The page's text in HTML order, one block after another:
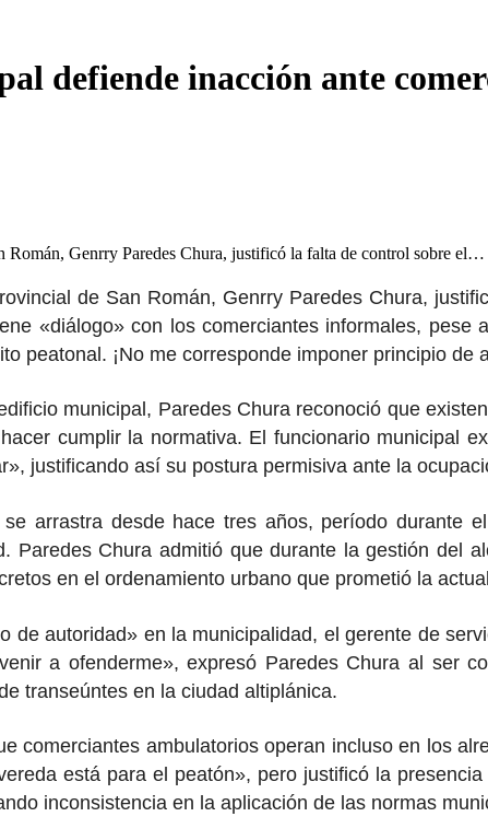
defiende inacción ante
Genrry Paredes Chura, justificó la falta de control sobre el…
de San Román, Genrry Paredes Chura,
«diálogo» con los comerciantes informales, pese
peatonal. ¡No me corresponde imponer principio
municipal, Paredes Chura reconoció que
cumplir la normativa. El funcionario municipal
justificando así su postura permisiva ante la
arrastra desde hace tres años, período durante
Paredes Chura admitió que durante la gestión del
en el ordenamiento urbano que prometió la
de autoridad» en la municipalidad, el gerente de
a ofenderme», expresó Paredes Chura al ser
transeúntes en la ciudad altiplánica.
comerciantes ambulatorios operan incluso en los
está para el peatón», pero justificó la
inconsistencia en la aplicación de las normas